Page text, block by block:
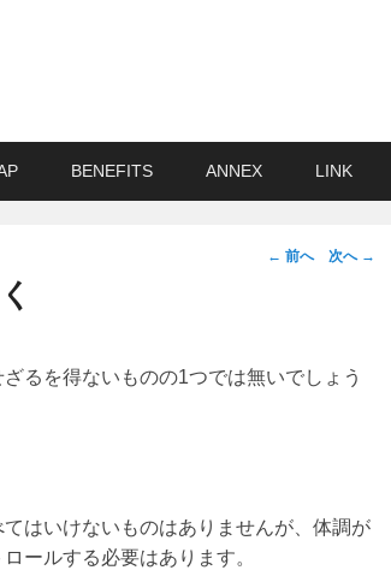
BENEFITS ANNEX LINK
投
ゲ
← 前へ 次へ →
るを得ないものの1つでは無いでしょう
はいけないものはありませんが、体調が
ールする必要はあります。